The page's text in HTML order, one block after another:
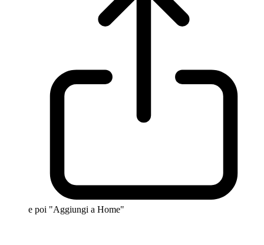
e poi "Aggiungi a Home"